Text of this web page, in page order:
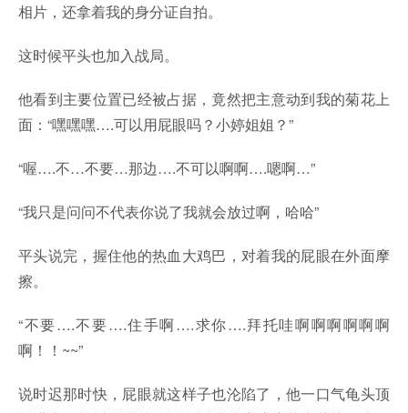
相片，还拿着我的身分证自拍。
这时候平头也加入战局。
他看到主要位置已经被占据，竟然把主意动到我的菊花上
面：“嘿嘿嘿….可以用屁眼吗？小婷姐姐？”
“喔….不…不要…那边….不可以啊啊….嗯啊…”
“我只是问问不代表你说了我就会放过啊，哈哈”
平头说完，握住他的热血大鸡巴，对着我的屁眼在外面摩
擦。
“不要….不要….住手啊….求你….拜托哇啊啊啊啊啊啊
啊！！~~”
说时迟那时快，屁眼就这样子也沦陷了，他一口气龟头顶